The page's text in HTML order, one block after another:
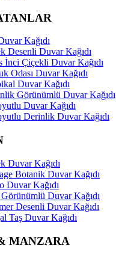
Kağıdı
Desenli Duvar Kağıdı
İnci Çiçekli Duvar Kağıdı
Odası Duvar Kağıdı
Duvar Kağıdı
Görünümlü Duvar Kağıdı
Duvar Kağıdı
Derinlik Duvar Kağıdı
Duvar Kağıdı
Botanik Duvar Kağıdı
Duvar Kağıdı
Görünümlü Duvar Kağıdı
Desenli Duvar Kağıdı
Taş Duvar Kağıdı
MANZARA